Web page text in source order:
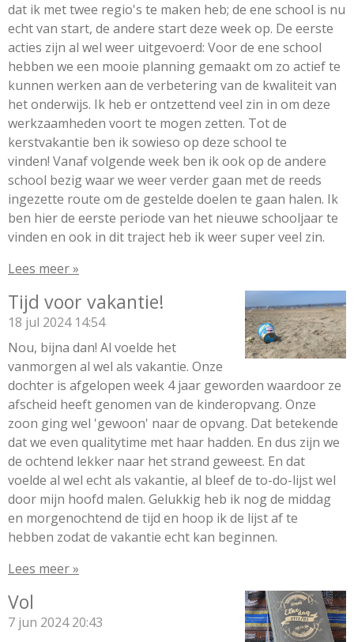
dat ik met twee regio's te maken heb; de ene school is nu
echt van start, de andere start deze week op. De eerste
acties zijn al wel weer uitgevoerd: Voor de ene school
hebben we een mooie planning gemaakt om zo actief te
kunnen werken aan de verbetering van de kwaliteit van
het onderwijs. Ik heb er ontzettend veel zin in om deze
werkzaamheden voort te mogen zetten. Tot de
kerstvakantie ben ik sowieso op deze school te
vinden! Vanaf volgende week ben ik ook op de andere
school bezig waar we weer verder gaan met de reeds
ingezette route om de gestelde doelen te gaan halen. Ik
ben hier de eerste periode van het nieuwe schooljaar te
vinden en ook in dit traject heb ik weer super veel zin.
Lees meer »
Tijd voor vakantie!
18 jul 2024 14:54
Nou, bijna dan! Al voelde het
vanmorgen al wel als vakantie. Onze
dochter is afgelopen week 4 jaar geworden waardoor ze
afscheid heeft genomen van de kinderopvang. Onze
zoon ging wel 'gewoon' naar de opvang. Dat betekende
dat we even qualitytime met haar hadden. En dus zijn we
de ochtend lekker naar het strand geweest. En dat
voelde al wel echt als vakantie, al bleef de to-do-lijst wel
door mijn hoofd malen. Gelukkig heb ik nog de middag
en morgenochtend de tijd en hoop ik de lijst af te
hebben zodat de vakantie echt kan beginnen.
Lees meer »
Vol
7 jun 2024 20:43